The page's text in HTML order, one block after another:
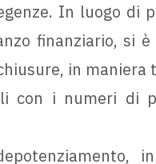
In luogo di
finanziario, si
in
con i numeri di